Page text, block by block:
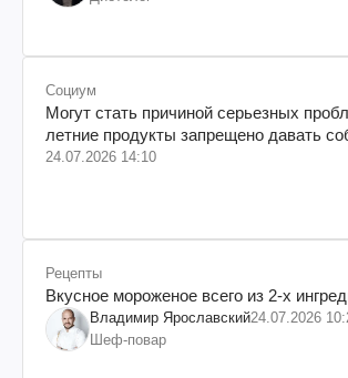
Социум
Могут стать причиной серьезных
летние продукты запрещено давать
24.07.2026 14:10
Рецепты
Вкусное мороженое всего из 2-х
Владимир Ярославский24.07.2026
Шеф-повар